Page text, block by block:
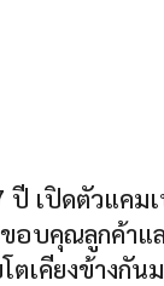
ปี เปิดตัวแคม
อบคุณลูกค้าแ
ตเคียงข้างกัน